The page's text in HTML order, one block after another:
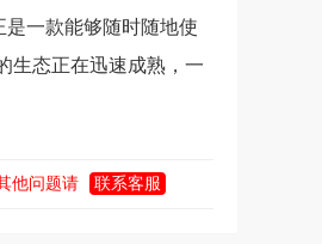
一款能够随时随地使
生态正在迅速成熟，一
他问题请 联系客服